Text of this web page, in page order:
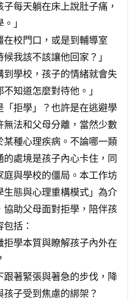
子每天躺在床上說肚子痛，
」
在校門口，或是到輔導室
我該不該讓他回家？」
到學校，孩子的情緒就會失
知道怎麼對待他。」
「拒學」？也許是在逃避學
無法和父母分離，當然少數
某種心理疾病。不論哪一類
的處境是孩子內心卡住，同
庭與學校的僵局。本工作坊
生態與心理重構模式」為介
協助父母面對拒學，陪伴孩
括：
拒學本質與瞭解孩子內外在
跟著緊張與著急的步伐，降
孩子受到焦慮的綁架？